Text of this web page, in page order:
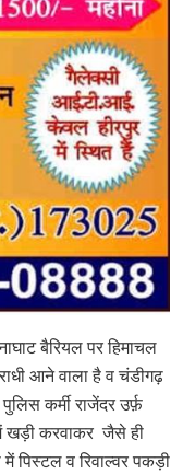
बैरियल पर हिमाचल
आने वाला है व चंडीगढ़
कर्मी राजेंदर उर्फ़
खड़ी करवाकर जैसे ही
पिस्टल व रिवाल्वर पकड़ी